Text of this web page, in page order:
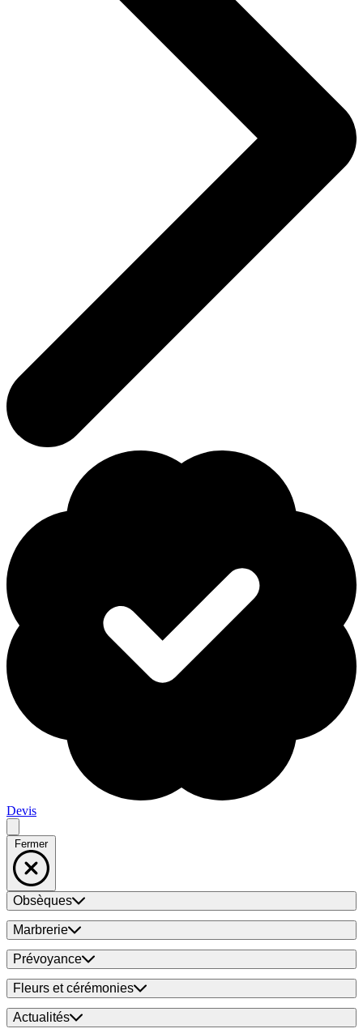
Devis
Fermer
Obsèques
Marbrerie
Prévoyance
Fleurs et cérémonies
Actualités